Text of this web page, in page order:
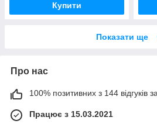
Купити
Показати ще
Про нас
100% позитивних з 144 відгуків
Працює з 15.03.2021